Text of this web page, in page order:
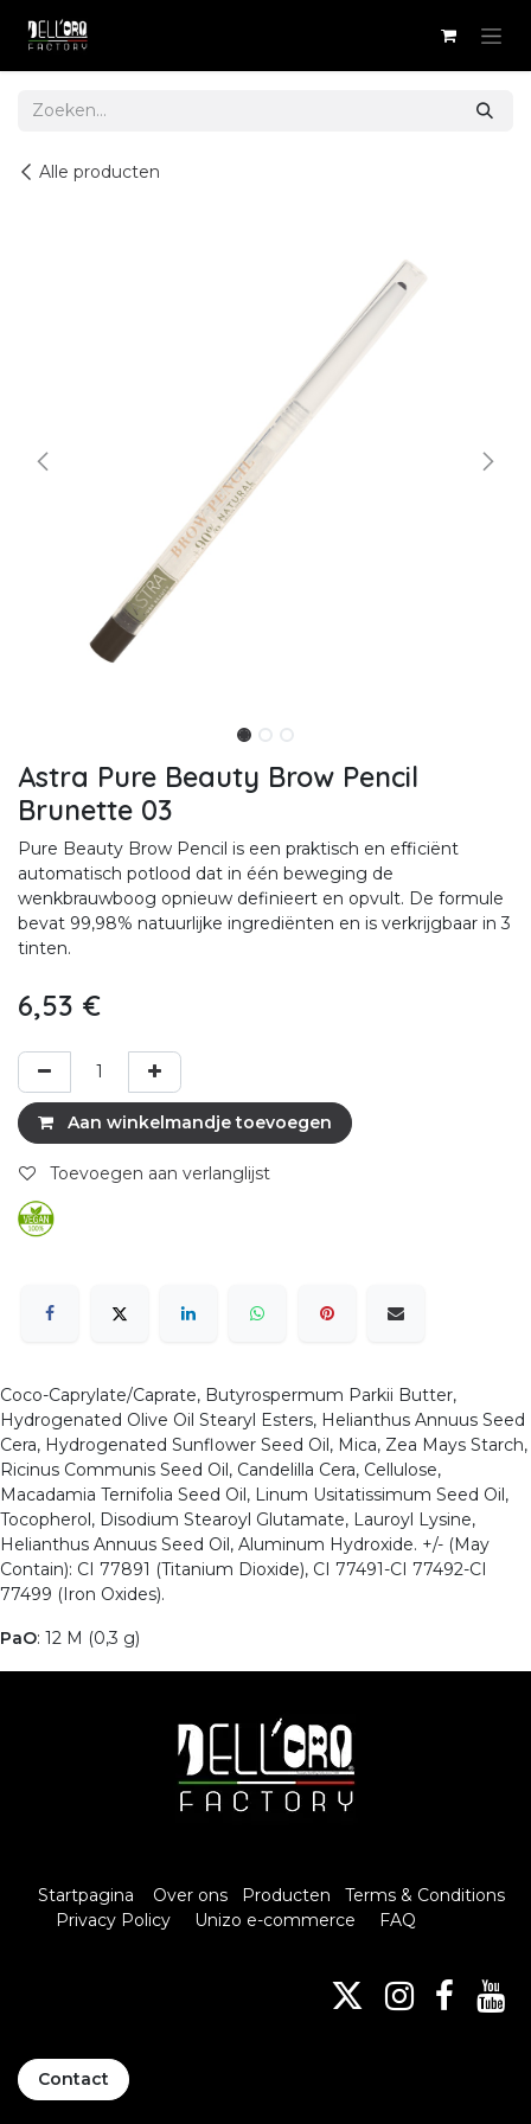
Alle producten
Astra Pure Beauty Brow Pencil
Brunette 03
Pure Beauty Brow Pencil is een praktisch en efficiënt
automatisch potlood dat in één beweging de
wenkbrauwboog opnieuw definieert en opvult. De formule
bevat 99,98% natuurlijke ingrediënten en is verkrijgbaar in 3
tinten.
6,53 €
Aan winkelmandje toevoegen
Toevoegen aan verlanglijst
Coco-Caprylate/Caprate, Butyrospermum Parkii Butter,
Hydrogenated Olive Oil Stearyl Esters, Helianthus Annuus Seed
Cera, Hydrogenated Sunflower Seed Oil, Mica, Zea Mays Starch,
Ricinus Communis Seed Oil, Candelilla Cera, Cellulose,
Macadamia Ternifolia Seed Oil, Linum Usitatissimum Seed Oil,
Tocopherol, Disodium Stearoyl Glutamate, Lauroyl Lysine,
Helianthus Annuus Seed Oil, Aluminum Hydroxide. +/- (May
Contain): CI 77891 (Titanium Dioxide), CI 77491-CI 77492-CI
77499 (Iron Oxides).
PaO: 12 M (0,3 g)
Startpagina Over ons Producten
Terms & Conditions
Privacy Policy
Unizo e-commerce FAQ
Contact